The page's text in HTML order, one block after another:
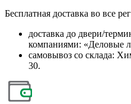
Бесплатная доставка во все
доставка до двери/
компаниями: «Деловые
самовывоз со склада:
30.